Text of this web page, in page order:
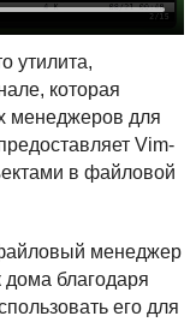
утилита,
которая
менеджеров для
Vim-
в файловой
менеджер
дома благодаря
его для